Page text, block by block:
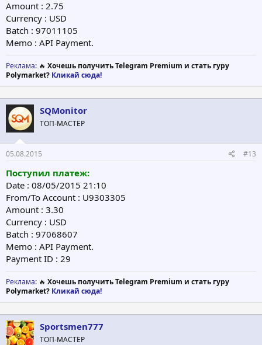
Amount : 2.75
Currency : USD
Batch : 97011105
Memo : API Payment.
Реклама: 🔥 Хочешь получить Telegram Premium и стать гуру
Polymarket? Кликай сюда!
SQMonitor
ТОП-МАСТЕР
05.08.2015 #13
Поступил платеж:
Date : 08/05/2015 21:10
From/To Account : U9303305
Amount : 3.30
Currency : USD
Batch : 97068607
Memo : API Payment.
Payment ID : 29
Реклама: 🔥 Хочешь получить Telegram Premium и стать гуру
Polymarket? Кликай сюда!
Sportsmen777
ТОП-МАСТЕР